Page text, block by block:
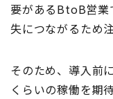
要があるBtoB営業
失につながるため
そのため、導入前
くらいの稼働を期